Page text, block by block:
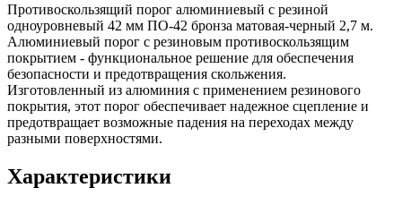
Противоскользящий порог алюминиевый с резиной
одноуровневый 42 мм ПО-42 бронза матовая-черный 2,7 м.
Алюминиевый порог с резиновым противоскользящим
покрытием - функциональное решение для обеспечения
безопасности и предотвращения скольжения.
Изготовленный из алюминия с применением резинового
покрытия, этот порог обеспечивает надежное сцепление и
предотвращает возможные падения на переходах между
разными поверхностями.
Характеристики